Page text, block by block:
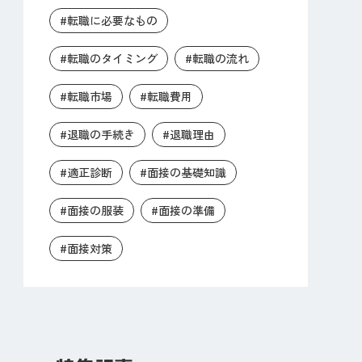
#転職に必要なもの
#転職のタイミング #転職の流れ
#転職市場 #転職費用
#退職の手続き #退職理由
#適正診断 #面接の基礎知識
#面接の服装 #面接の準備
#面接対策